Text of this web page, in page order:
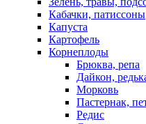
Кабачки, патиссоны
Капуста
Картофель
Корнеплоды
Брюква, репа
Дайкон,
Морковь
Пастернак,
Редис